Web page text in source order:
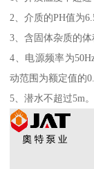
2、介质的PH值为
3、含固体杂质的
4、电源频率为
动范围为额定值的
5、潜水不超过5m。